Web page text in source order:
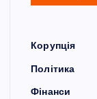
Корупція
Політика
Фінанси